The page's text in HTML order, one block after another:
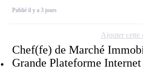
Publié il y a 3 jours
Chef(fe) de Marché
Grande Plateforme
Ajouter cette